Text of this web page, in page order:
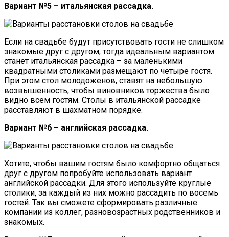
Вариант №5 – итальянская рассадка.
Если на свадьбе будут присутствовать гости не слишком
знакомые друг с другом, тогда идеальным вариантом
станет итальянская рассадка – за маленькими
квадратными столиками размещают по четыре гостя.
При этом стол молодоженов, ставят на небольшую
возвышенность, чтобы виновников торжества было
видно всем гостям. Столы в итальянской рассадке
расставляют в шахматном порядке.
Вариант №6 – английская рассадка.
Хотите, чтобы вашим гостям было комфортно общаться
друг с другом попробуйте использовать вариант
английской рассадки. Для этого используйте круглые
столики, за каждый из них можно рассадить по восемь
гостей. Так вы сможете сформировать различные
компании из коллег, разновозрастных родственников и
знакомых.